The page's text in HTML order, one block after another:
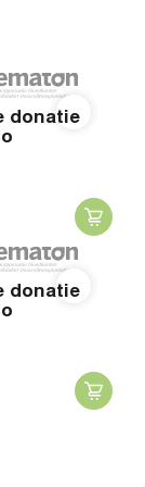
donatie
donatie